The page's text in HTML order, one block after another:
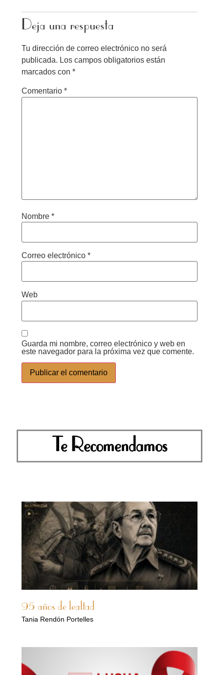
Deja una respuesta
Tu dirección de correo electrónico no será
publicada. Los campos obligatorios están
marcados con *
Comentario *
Nombre *
Correo electrónico *
Web
Guarda mi nombre, correo electrónico y web en
este navegador para la próxima vez que comente.
Te Recomendamos
95 años de lealtad
Tania Rendón Portelles